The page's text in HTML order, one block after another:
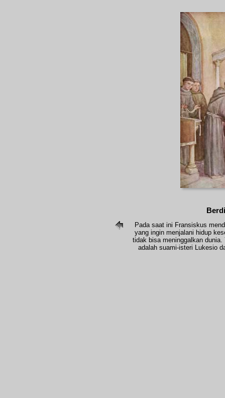
Pada saat ini Fransiskus
yang ingin menjalani hidup
tidak bisa meninggalkan
adalah suami-isteri Lukesio